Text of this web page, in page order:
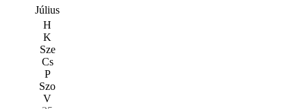
Július
H
K
Sze
Cs
P
Szo
V